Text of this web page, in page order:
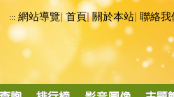
::: 網站導覽|首頁|關於本站 聯絡我